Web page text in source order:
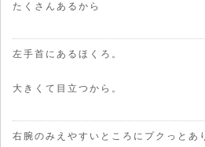
たくさんあるから
左手首にあるほくろ。
大きくて目立つから。
右腕のみえやすいところにプクっとあ